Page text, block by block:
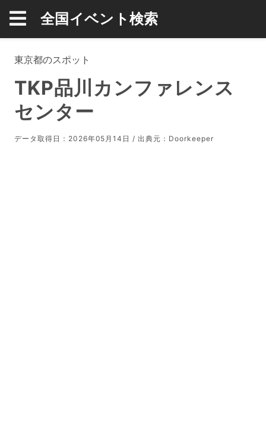
全国イベント検索
東京都のスポット
TKP品川カンファレンス
センター
データ取得日：2026年05月14日 / 出典元： Doorkeeper